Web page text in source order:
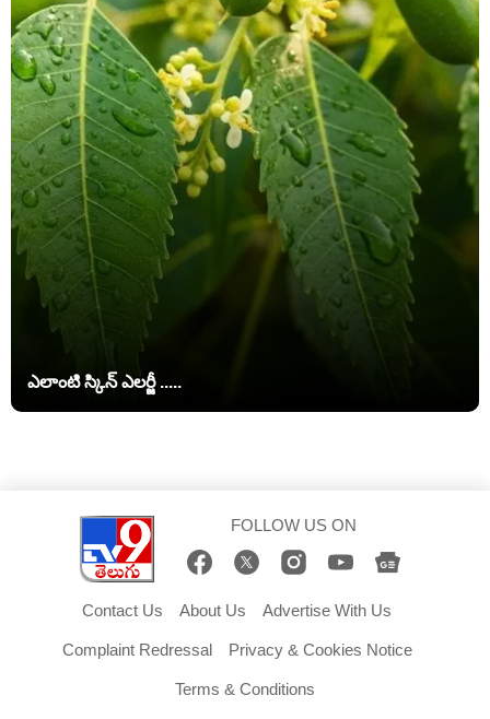
ఎలాంటి స్కిన్ ఎలర్జీ .....
FOLLOW US ON
Contact Us About Us Advertise With Us
Complaint Redressal Privacy & Cookies Notice
Terms & Conditions